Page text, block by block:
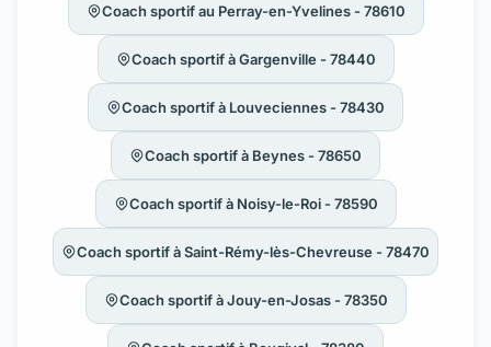
Coach sportif au Perray-en-Yvelines - 78610
Coach sportif à Gargenville - 78440
Coach sportif à Louveciennes - 78430
Coach sportif à Beynes - 78650
Coach sportif à Noisy-le-Roi - 78590
Coach sportif à Saint-Rémy-lès-Chevreuse - 78470
Coach sportif à Jouy-en-Josas - 78350